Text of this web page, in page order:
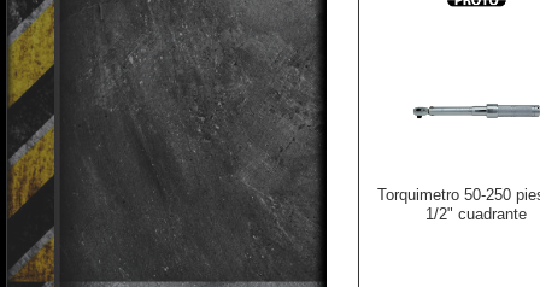
Torquimetro 50-250
1/2" cuadrante